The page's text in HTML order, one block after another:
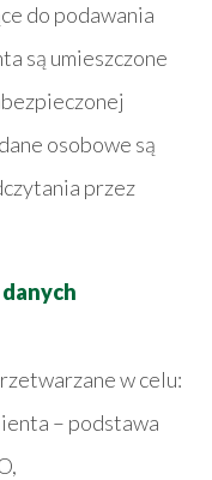
do podawania
są umieszczone
osobowe są
przez
w celu:
– podstawa